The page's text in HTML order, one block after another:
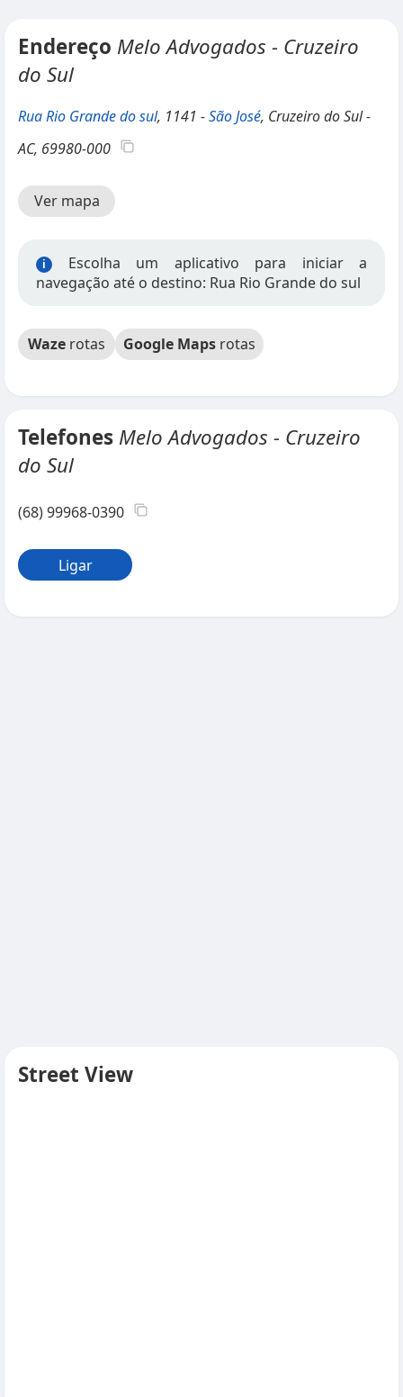
Endereço Melo Advogados - Cruzeiro
do Sul
Rua Rio Grande do sul, 1141 -São José, Cruzeiro do Sul -
AC, 69980-000
Ver mapa
i
Escolha um aplicativo para iniciar a
navegação até o destino: Rua Rio Grande do sul
Waze rotas Google Maps rotas
Telefones Melo Advogados - Cruzeiro
do Sul
(68) 99968-0390
Ligar
Street View